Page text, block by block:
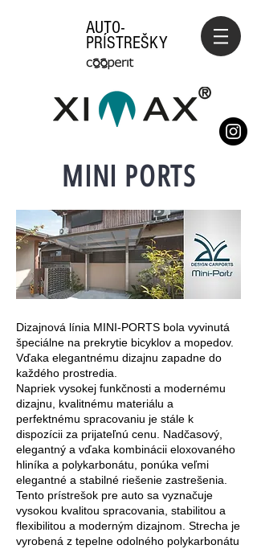
AUTO-
PRÍSTREŠKY
MINI PORTS
Dizajnová línia MINI-PORTS bola vyvinutá
špeciálne na prekrytie bicyklov a mopedov.
Vďaka elegantnému dizajnu zapadne do
každého prostredia.
Napriek vysokej funkčnosti a modernému
dizajnu, kvalitnému materiálu a
perfektnému spracovaniu je stále k
dispozícii za prijateľnú cenu. Nadčasový,
elegantný a vďaka kombinácii eloxovaného
hliníka a polykarbonátu, ponúka veľmi
elegantné a stabilné riešenie zastrešenia.
Tento prístrešok pre auto sa vyznačuje
vysokou kvalitou spracovania, stabilitou a
flexibilitou a moderným dizajnom. Strecha je
vyrobená z tepelne odolného polykarbonátu